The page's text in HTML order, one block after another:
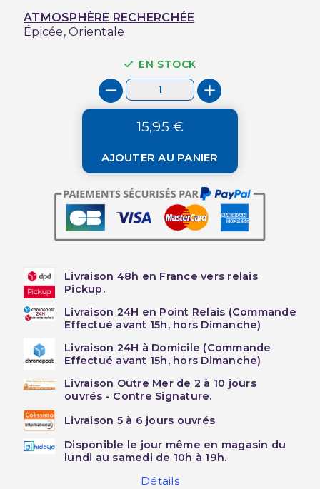
ATMOSPHÈRE RECHERCHÉE
Épicée, Orientale
EN STOCK
15,95 €
AJOUTER AU PANIER
Livraison 48h en France vers relais
Pickup.
Livraison 24H en Point Relais (Commande
Effectué avant 15h, hors Dimanche)
Livraison 24H à Domicile (Commande
Effectué avant 15h, hors Dimanche)
Livraison Outre Mer de 2 à 10 jours
ouvrés - Contre Signature.
Livraison 5 à 6 jours ouvrés
Disponible le jour même en magasin du
lundi au samedi de 10h à 19h.
Détails